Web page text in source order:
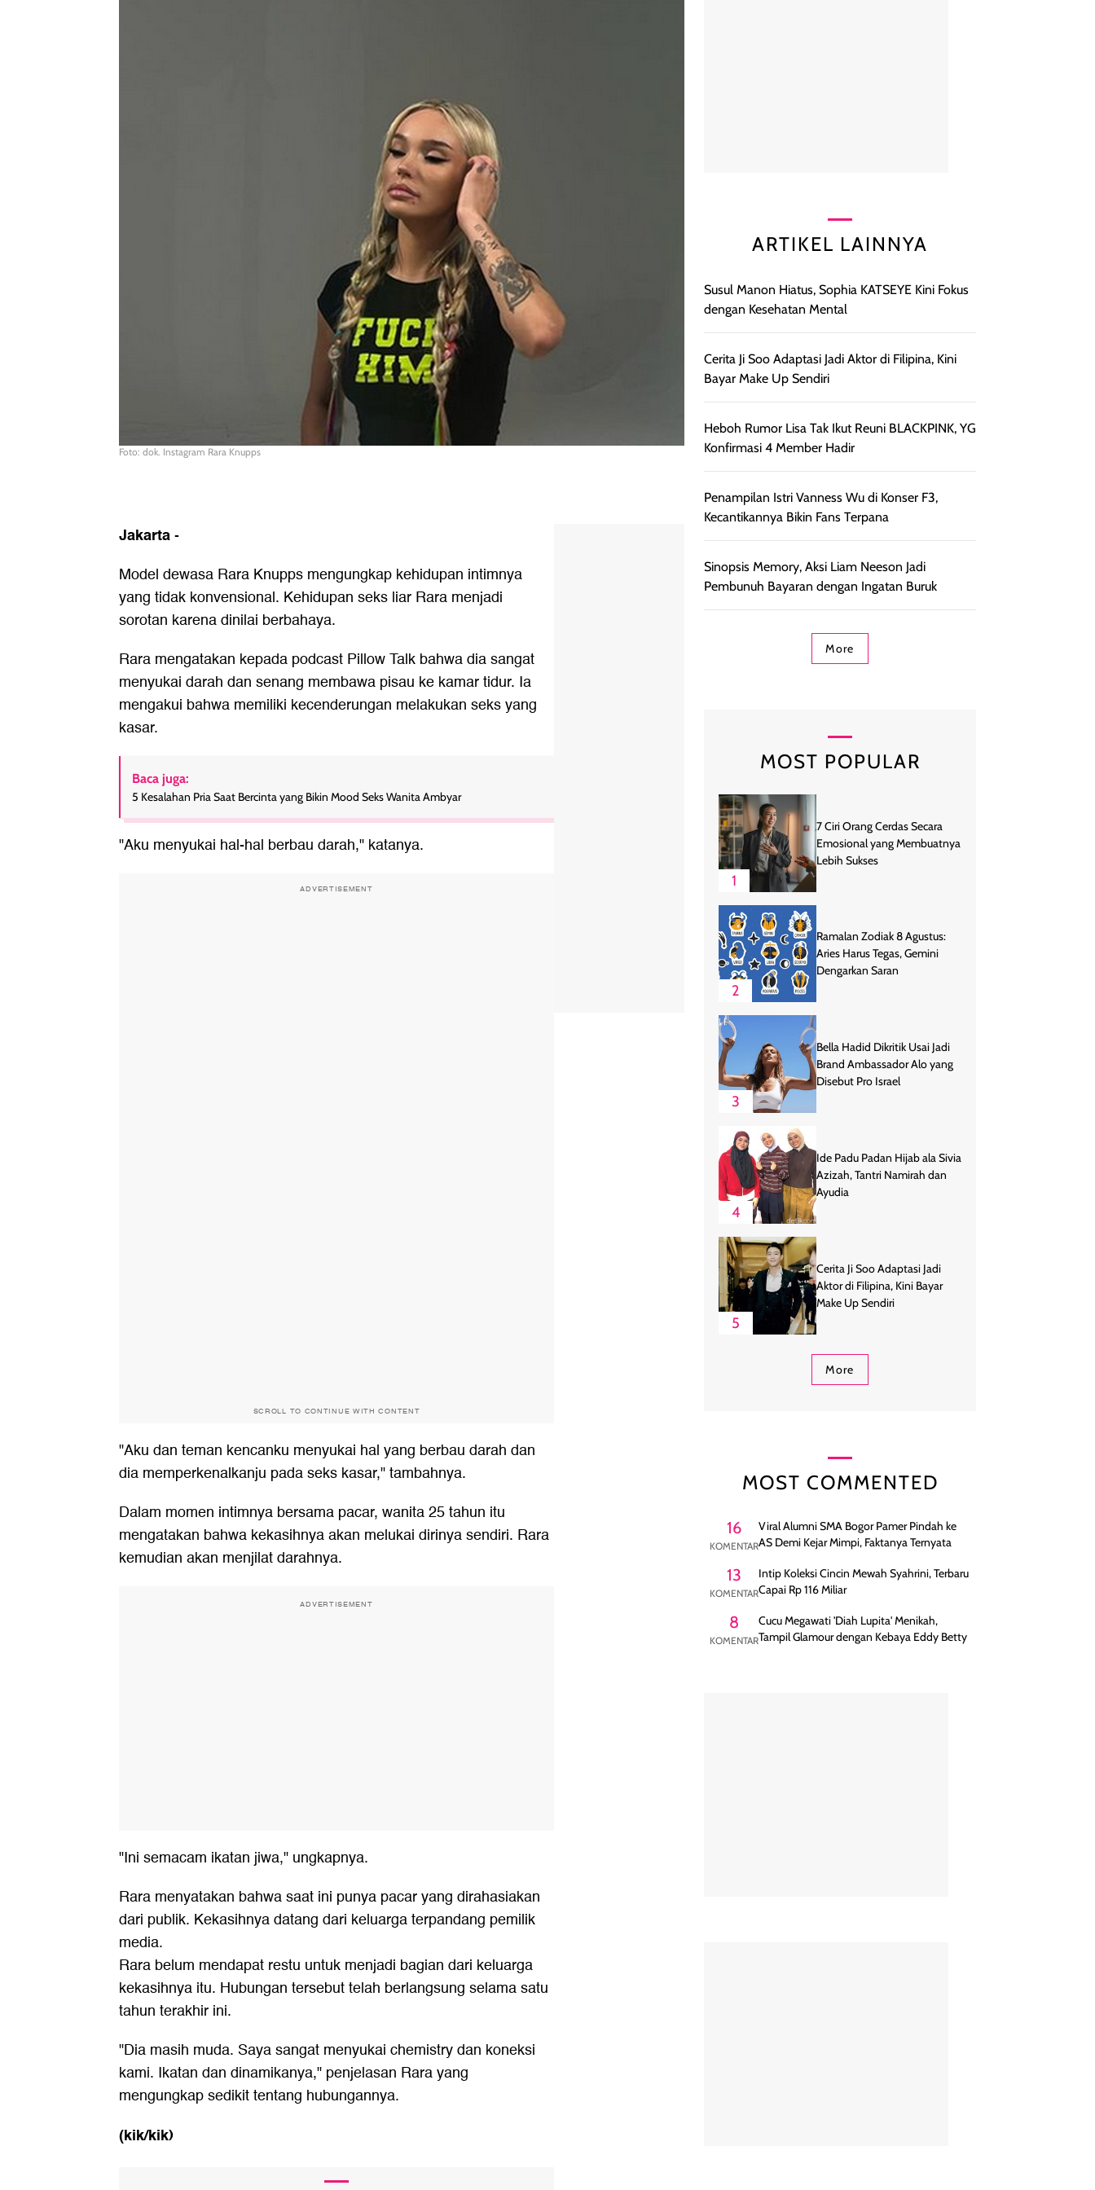
Foto: dok. Instagram Rara Knupps
Jakarta-
Model dewasa Rara Knupps mengungkap kehidupan intimnya
yang tidak konvensional. Kehidupan seks liar Rara menjadi
sorotan karena dinilai berbahaya.
Rara mengatakan kepada podcast Pillow Talk bahwa dia sangat
menyukai darah dan senang membawa pisau ke kamar tidur. Ia
mengakui bahwa memiliki kecenderungan melakukan seks yang
kasar.
Baca juga:
5 Kesalahan Pria Saat Bercinta yang Bikin Mood Seks Wanita Ambyar
"Aku menyukai hal-hal berbau darah," katanya.
ADVERTISEMENT
SCROLL TO CONTINUE WITH CONTENT
"Aku dan teman kencanku menyukai hal yang berbau darah dan
dia memperkenalkanju pada seks kasar," tambahnya.
Dalam momen intimnya bersama pacar, wanita 25 tahun itu
mengatakan bahwa kekasihnya akan melukai dirinya sendiri. Rara
kemudian akan menjilat darahnya.
ADVERTISEMENT
"Ini semacam ikatan jiwa," ungkapnya.
Rara menyatakan bahwa saat ini punya pacar yang dirahasiakan
dari publik. Kekasihnya datang dari keluarga terpandang pemilik
media.
Rara belum mendapat restu untuk menjadi bagian dari keluarga
kekasihnya itu. Hubungan tersebut telah berlangsung selama satu
tahun terakhir ini.
"Dia masih muda. Saya sangat menyukai chemistry dan koneksi
kami. Ikatan dan dinamikanya," penjelasan Rara yang
mengungkap sedikit tentang hubungannya.
(kik/kik)
ARTIKEL LAINNYA
Susul Manon Hiatus, Sophia KATSEYE Kini Fokus
dengan Kesehatan Mental
Cerita Ji Soo Adaptasi Jadi Aktor di Filipina, Kini
Bayar Make Up Sendiri
Heboh Rumor Lisa Tak Ikut Reuni BLACKPINK, YG
Konfirmasi 4 Member Hadir
Penampilan Istri Vanness Wu di Konser F3,
Kecantikannya Bikin Fans Terpana
Sinopsis Memory, Aksi Liam Neeson Jadi
Pembunuh Bayaran dengan Ingatan Buruk
More
MOST POPULAR
1
7 Ciri Orang Cerdas Secara
Emosional yang Membuatnya
Lebih Sukses
2
Ramalan Zodiak 8 Agustus:
Aries Harus Tegas, Gemini
Dengarkan Saran
3
Bella Hadid Dikritik Usai Jadi
Brand Ambassador Alo yang
Disebut Pro Israel
4
Ide Padu Padan Hijab ala Sivia
Azizah, Tantri Namirah dan
Ayudia
5
Cerita Ji Soo Adaptasi Jadi
Aktor di Filipina, Kini Bayar
Make Up Sendiri
More
MOST COMMENTED
16
KOMENTAR
Viral Alumni SMA Bogor Pamer Pindah ke
AS Demi Kejar Mimpi, Faktanya Ternyata
13
KOMENTAR
Intip Koleksi Cincin Mewah Syahrini, Terbaru
Capai Rp 116 Miliar
8
KOMENTAR
Cucu Megawati 'Diah Lupita' Menikah,
Tampil Glamour dengan Kebaya Eddy Betty